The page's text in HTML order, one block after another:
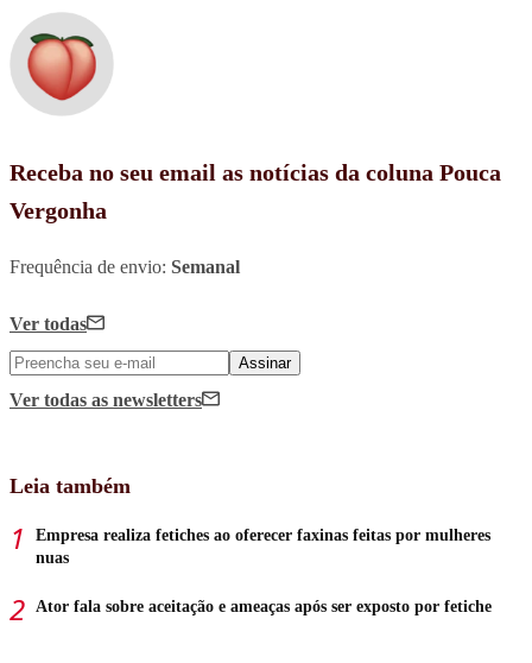
Receba no seu email as notícias da coluna Pouca
Vergonha
Frequência de envio: Semanal
Ver todas
Assinar
Ver todas as newsletters
Leia também
Empresa realiza fetiches ao oferecer faxinas feitas por mulheres
nuas
Ator fala sobre aceitação e ameaças após ser exposto por fetiche